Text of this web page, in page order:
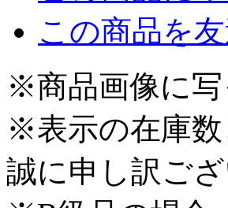
この商品を
※商品画像に
※表示の在庫
誠に申し訳ご